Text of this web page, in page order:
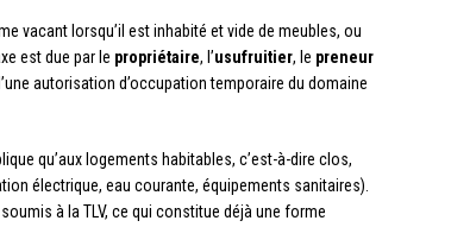
vacant lorsqu’il est inhabité et vide de meubles, ou
est due par le propriétaire, l’usufruitier, le preneur
autorisation d’occupation temporaire du domaine
qu’aux logements habitables, c’est-à-dire clos,
électrique, eau courante, équipements sanitaires).
à la TLV, ce qui constitue déjà une forme